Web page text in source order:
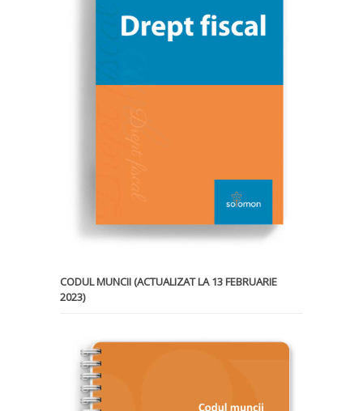
CODUL MUNCII (ACTUALIZAT LA 13 FEBRUARIE
2023)